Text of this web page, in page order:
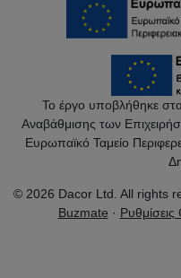
Το έργο υποβλήθηκε
Αναβάθμισης των
Ευρωπαϊκό Ταμείο
© 2026 Dacor Ltd. All rights
Buzmate ·